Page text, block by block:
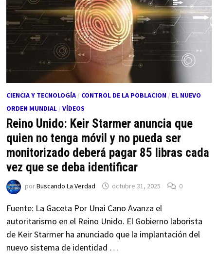
CIENCIA Y TECNOLOGÍA/ CONTROL DE LA POBLACION/ EL NUEVO
ORDEN MUNDIAL/ VÍDEOS
Reino Unido: Keir Starmer anuncia que
quien no tenga móvil y no pueda ser
monitorizado deberá pagar 85 libras cada
vez que se deba identificar
porBuscando La Verdad octubre 31, 2025 0
Fuente: La Gaceta Por Unai Cano Avanza el
autoritarismo en el Reino Unido. El Gobierno laborista
de Keir Starmer ha anunciado que la implantación del
nuevo sistema de identidad …